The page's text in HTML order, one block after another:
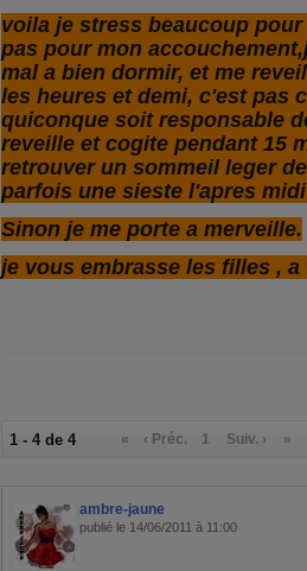
voila je stress beaucoup
pas pour mon
mal a bien dormir, et me
les heures et demi, c'est pas
quiconque soit responsable
reveille et cogite pendant 15
retrouver un sommeil leger
parfois une sieste l'apres
Sinon je me porte a merveille.
je vous embrasse les filles ,
1 - 4 de 4 « ‹ Préc. 1 Suiv. › »
ambre-jaune
publié le 14/06/2011 à 11:00